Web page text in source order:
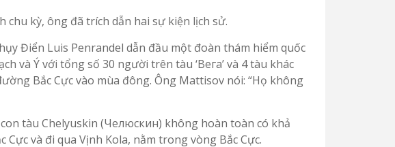
kỳ, ông đã trích dẫn hai sự kiện lịch sử.
Điển Luis Penrandel dẫn đầu một đoàn thám hiểm quốc
và Ý với tổng số 30 người trên tàu ‘Вега’ và 4 tàu khác
Bắc Cực vào mùa đông. Ông Mattisov nói: “Họ không
tàu Chelyuskin (Челюскин) không hoàn toàn có khả
và đi qua Vịnh Kola, nằm trong vòng Bắc Cực.